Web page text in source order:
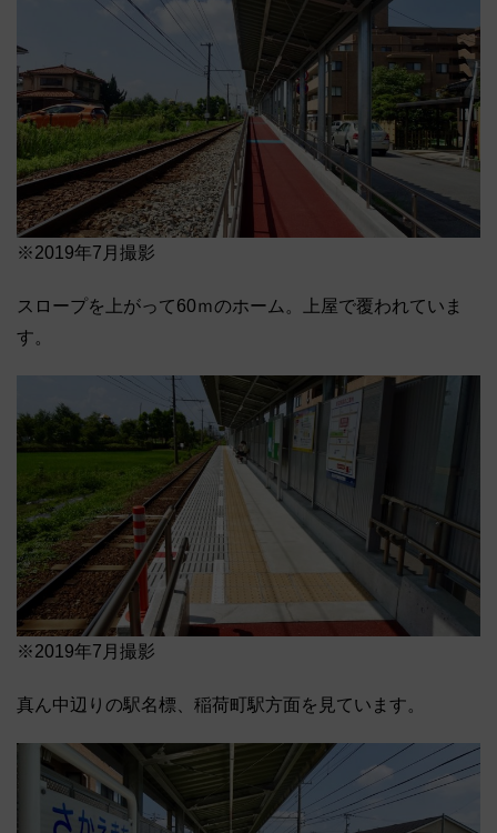
※2019年7月撮影
スロープを上がって60ｍのホーム。上屋で覆われていま
す。
※2019年7月撮影
真ん中辺りの駅名標、稲荷町駅方面を見ています。